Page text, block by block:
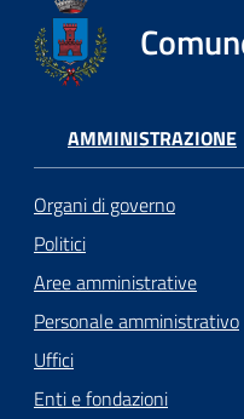
AMMINISTRAZIONE
Organi di governo
Politici
Aree amministrative
Personale amministrativo
Uffici
Enti e fondazioni